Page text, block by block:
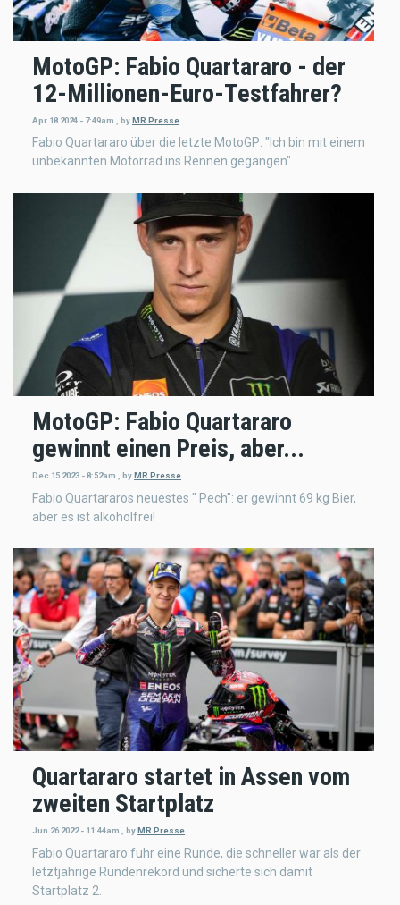
MotoGP: Fabio Quartararo - der
12-Millionen-Euro-Testfahrer?
Apr 18 2024 - 7:49am byMR Presse
Fabio Quartararo über die letzte MotoGP: "Ich bin mit einem
unbekannten Motorrad ins Rennen gegangen".
MotoGP: Fabio Quartararo
gewinnt einen Preis, aber...
Dec 15 2023 - 8:52am byMR Presse
Fabio Quartararos neuestes " Pech": er gewinnt 69 kg Bier,
aber es ist alkoholfrei!
Quartararo startet in Assen vom
zweiten Startplatz
Jun 26 2022 - 11:44am byMR Presse
Fabio Quartararo fuhr eine Runde, die schneller war als der
letztjährige Rundenrekord und sicherte sich damit
Startplatz 2.